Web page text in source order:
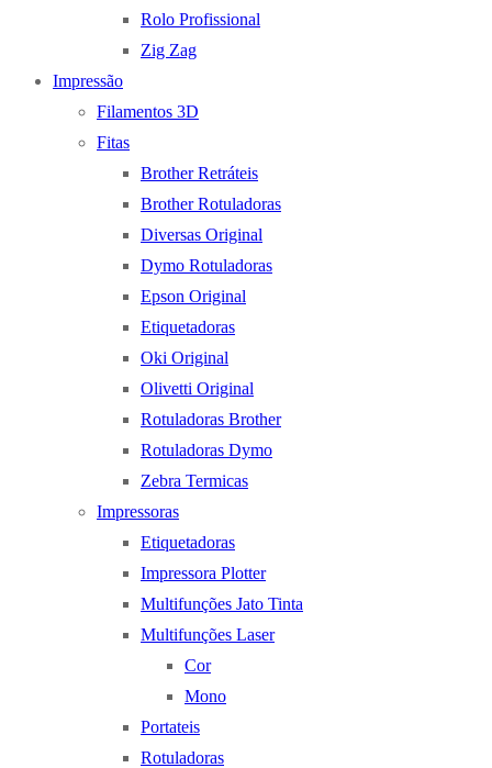
Rolo Profissional
Zig Zag
Impressão
Filamentos 3D
Fitas
Brother Retráteis
Brother Rotuladoras
Diversas Original
Dymo Rotuladoras
Epson Original
Etiquetadoras
Oki Original
Olivetti Original
Rotuladoras Brother
Rotuladoras Dymo
Zebra Termicas
Impressoras
Etiquetadoras
Impressora Plotter
Multifunções Jato Tinta
Multifunções Laser
Cor
Mono
Portateis
Rotuladoras